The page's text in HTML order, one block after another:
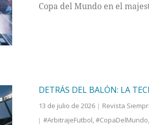
Copa del Mundo en el
DETRÁS DEL BALÓN: LA
13 de julio de 2026 Revista
#ArbitrajeFutbol #CopaDelMundo